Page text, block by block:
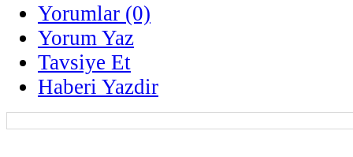
Yorumlar (0)
Yorum Yaz
Tavsiye Et
Haberi Yazdir